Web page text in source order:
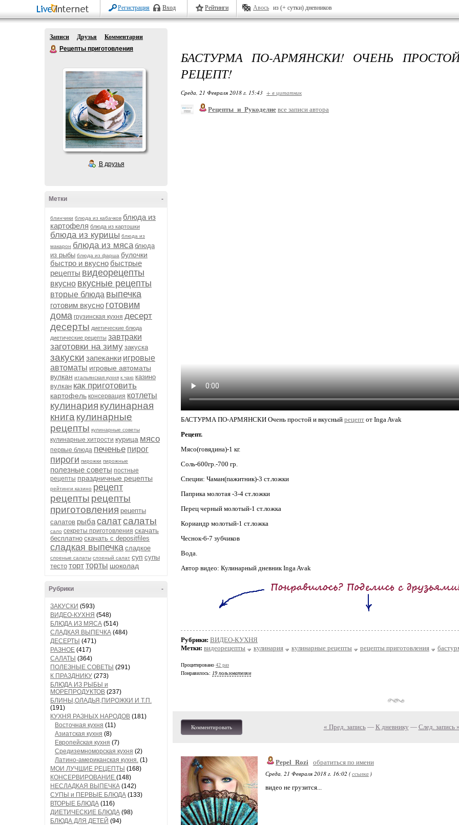
Регистрация Вход Рейтинги Авось из (+ сутки) дневников
Записи Друзья
Комментарии
Рецепты приготовления
В друзья
-
Метки
блинчики блюда из кабачков блюда из
картофеля блюда из картошки
блюда из курицы блюда из
макарон блюда из мяса блюда
из рыбы блюда из фарша булочки
быстро и вкусно быстрые
рецепты видеорецепты
вкусно вкусные рецепты
вторые блюда выпечка
готовим вкусно готовим
дома грузинская кухня десерт
десерты диетические блюда
диетические рецепты завтраки
заготовки на зиму закуска
закуски запеканки игровые
автоматы игровые автоматы
вулкан итальянская кухня к чаю казино
вулкан как приготовить
картофель консервация котлеты
кулинария кулинарная
книга кулинарные
рецепты кулинарные советы
кулинарные хитрости курица мясо
первые блюда печенье пирог
пироги пирожки пирожные
полезные советы постные
рецепты праздничные рецепты
рейтинги казино рецепт
рецепты рецепты
приготовления рецепты
салатов рыбасалатсалаты
сало секреты приготовления скачать
бесплатно скачать с depositfiles
сладкая выпечка сладкое
слоеные салаты слоеный салат суп супы
тесто тортторты шоколад
-
Рубрики
ЗАКУСКИ (593)
ВИДЕО-КУХНЯ (548)
БЛЮДА ИЗ МЯСА (514)
СЛАДКАЯ ВЫПЕЧКА (484)
ДЕСЕРТЫ (471)
РАЗНОЕ (417)
САЛАТЫ (364)
ПОЛЕЗНЫЕ СОВЕТЫ (291)
К ПРАЗДНИКУ (273)
БЛЮДА ИЗ РЫБЫ и
МОРЕПРОДУКТОВ (237)
БЛИНЫ,ОЛАДЬЯ,ПИРОЖКИ И Т.П.
(191)
КУХНЯ РАЗНЫХ НАРОДОВ (181)
Восточная кухня (11)
Азиатская кухня (8)
Европейская кухня (7)
Средиземноморская кухня (2)
Латино-американская кухня. (1)
МОИ ЛУЧШИЕ РЕЦЕПТЫ (168)
КОНСЕРВИРОВАНИЕ (148)
НЕСЛАДКАЯ ВЫПЕЧКА (142)
СУПЫ и ПЕРВЫЕ БЛЮДА (133)
ВТОРЫЕ БЛЮДА (116)
ДИЕТИЧЕСКИЕ БЛЮДА (98)
БЛЮДА ДЛЯ ДЕТЕЙ (94)
БАСТУРМА ПО-АРМЯНСКИ! ОЧЕНЬ
РЕЦЕПТ!
Среда, 21 Февраля 2018 г. 15:43 + в цитатник
Рецепты_и_Рукоделие все записи автора
БАСТУРМА ПО-АРМЯНСКИ Очень простой и вкусный рецепт от Inga Avak
Рецепт.
Мясо(говядина)-1 кг.
Соль-600гр.-700 гр.
Специи: Чаман(пажитник)-3 ст.ложки
Паприка молотая -3-4 ст.ложки
Перец черный молотый-1 ст.ложка
Кориандр молотый-1 ст.ложка
Чеснок-6-7 зубчиков
Вода.
Автор видео: Кулинарный дневник Inga Avak
Рубрики: ВИДЕО-КУХНЯ
Метки: видеорецепты кулинария кулинарные рецепты рецепты приготовления
Процитировано 42 раз
Понравилось: 19 пользователям
Комментировать « Пред. запись— К дневнику — След. запись »
Pepel_Rozi обратиться по имени
Среда, 21 Февраля 2018 г. 16:02 (ссылка )
видео не грузится...